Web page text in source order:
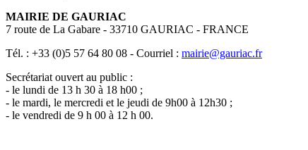
MAIRIE DE GAURIAC
7 route de La Gabare - 33710 GAURIAC - FRANCE
Tél. : +33 (0)5 57 64 80 08 - Courriel : mairie@gauriac.fr
Secrétariat ouvert au public :
- le lundi de 13 h 30 à 18 h00 ;
- le mardi, le mercredi et le jeudi de 9h00 à 12h30 ;
- le vendredi de 9 h 00 à 12 h 00.